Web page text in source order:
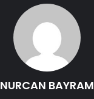
NURCAN BAYRAM